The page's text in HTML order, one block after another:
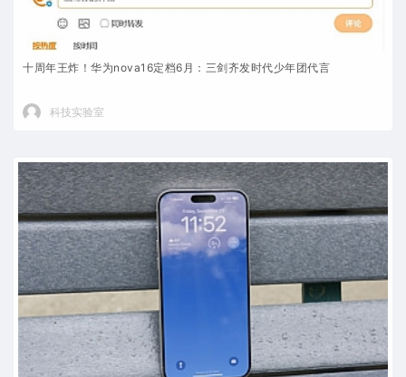
十周年王炸！华为nova16定档6月：三剑齐发时代少年团代言
科技实验室